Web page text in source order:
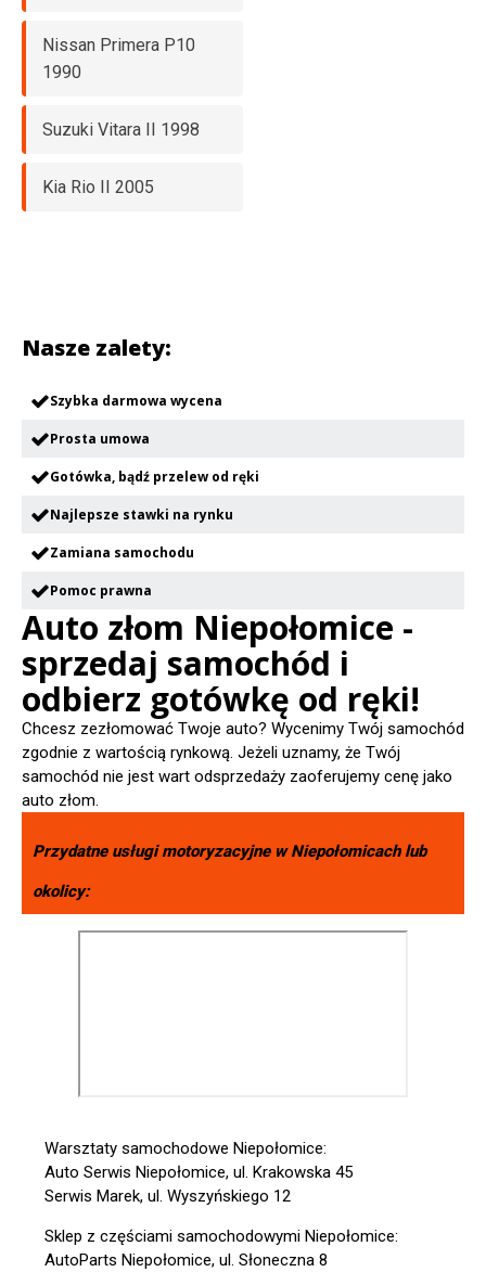
Nissan Primera P10
1990
Suzuki Vitara II 1998
Kia Rio II 2005
Nasze zalety:
Szybka darmowa wycena
Prosta umowa
Gotówka, bądź przelew od ręki
Najlepsze stawki na rynku
Zamiana samochodu
Pomoc prawna
Auto złom Niepołomice -
sprzedaj samochód i
odbierz gotówkę od ręki!
Chcesz zezłomować Twoje auto? Wycenimy Twój samochód
zgodnie z wartością rynkową. Jeżeli uznamy, że Twój
samochód nie jest wart odsprzedaży zaoferujemy cenę jako
auto złom.
Przydatne usługi motoryzacyjne wNiepołomicachlub
okolicy:
Warsztaty samochodowe Niepołomice:
Auto Serwis Niepołomice, ul. Krakowska 45
Serwis Marek, ul. Wyszyńskiego 12
Sklep z częściami samochodowymi Niepołomice:
AutoParts Niepołomice, ul. Słoneczna 8